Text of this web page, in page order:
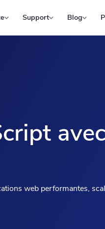
Support Blog
web performantes,